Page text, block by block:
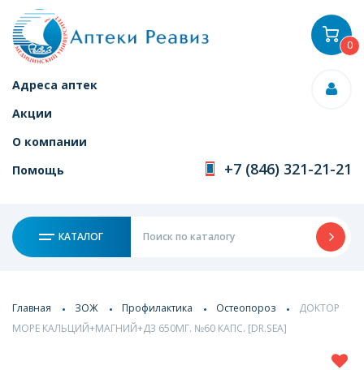
Адреса аптек
Акции
О компании
Помощь
+7 (846) 321-21-21
КАТАЛОГ
0
Главная ЗОЖ Профилактика Остеопороз
ДОКТОР
МОРЕ КАЛЬЦИЙ+МАГНИЙ+Д3 650МГ. №60 КАПС. [DR.SEA]